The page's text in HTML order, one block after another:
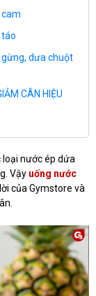
dưa chuột
CÂN HIỆU
loại nước ép dứa
Vậy uống nước
của Gymstore và